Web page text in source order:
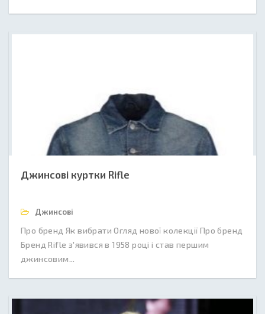
Джинсові куртки Rifle
Джинсові
Про бренд Як вибрати Огляд нової колекції Про бренд
Бренд Rifle з'явився в 1958 році і став першим
джинсовим...